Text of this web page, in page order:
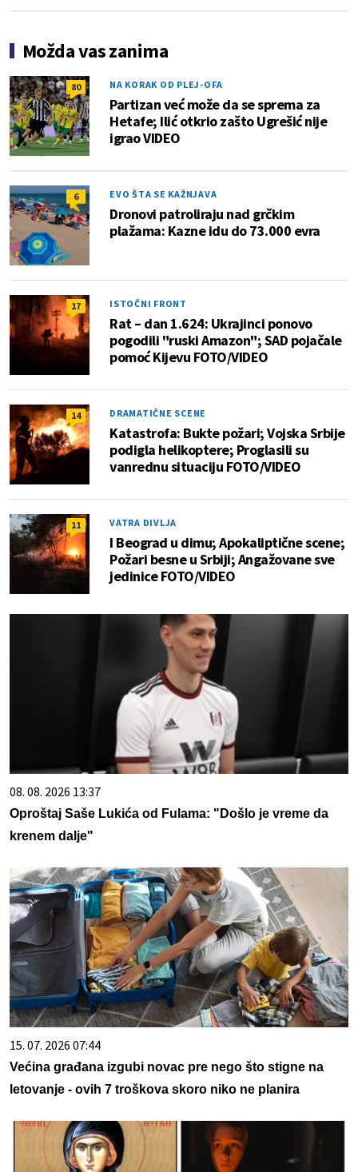
Možda vas zanima
80 NA KORAK OD PLEJ-OFA
Partizan već može da se sprema za
Hetafe; Ilić otkrio zašto Ugrešić nije
igrao VIDEO
6 EVO ŠTA SE KAŽNJAVA
Dronovi patroliraju nad grčkim
plažama: Kazne idu do 73.000 evra
17 ISTOČNI FRONT
Rat – dan 1.624: Ukrajinci ponovo
pogodili "ruski Amazon"; SAD pojačale
pomoć Kijevu FOTO/VIDEO
14 DRAMATIČNE SCENE
Katastrofa: Bukte požari; Vojska Srbije
podigla helikoptere; Proglasili su
vanrednu situaciju FOTO/VIDEO
11 VATRA DIVLJA
I Beograd u dimu; Apokaliptične scene;
Požari besne u Srbiji; Angažovane sve
jedinice FOTO/VIDEO
08. 08. 2026 13:37
Oproštaj Saše Lukića od Fulama: "Došlo je vreme da
krenem dalje"
15. 07. 2026 07:44
Većina građana izgubi novac pre nego što stigne na
letovanje - ovih 7 troškova skoro niko ne planira